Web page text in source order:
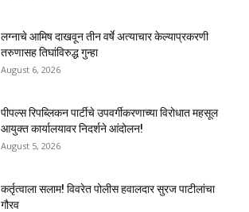
लग्नाचे आमिष दाखवून तीन वर्षे अत्याचार केल्याप्रकरणी
तरुणासह तिघांविरुद्ध गुन्हा
August 6, 2026
पीपल्स रिपब्लिकन पार्टीचे उपवर्गीकरणाच्या विरोधात महसूल
आयुक्त कार्यालयावर निदर्शने आंदोलन!
August 5, 2026
कर्तृत्वाला सलाम! विवरेत पोलीस हवालदार सुरज पाटीलांचा
गौरव